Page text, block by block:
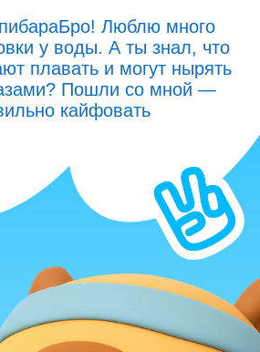
Сан. Обожаю дзен,
Кстати, ты знал,
термальные
вдох… выдох…
на выставку.